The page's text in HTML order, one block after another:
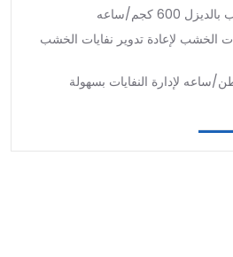
كجم/ساعه
لإعادة تدوير نفايات الخشب